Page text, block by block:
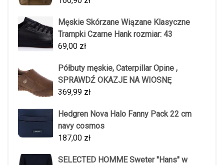
Męskie Skórzane Wiązane Klasyczne
Trampki Czarne Hank rozmiar: 43
69,00 zł
Półbuty męskie, Caterpillar Opine ,
SPRAWDŹ OKAZJE NA WIOSNĘ
369,99 zł
Hedgren Nova Halo Fanny Pack 22 cm
navy cosmos
187,00 zł
SELECTED HOMME Sweter "Hans" w